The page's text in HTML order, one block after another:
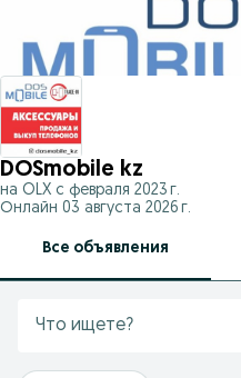
DOSmobile kz
на OLX с февраля 2023 г.
Онлайн 03 августа 2026 г.
Все объявления